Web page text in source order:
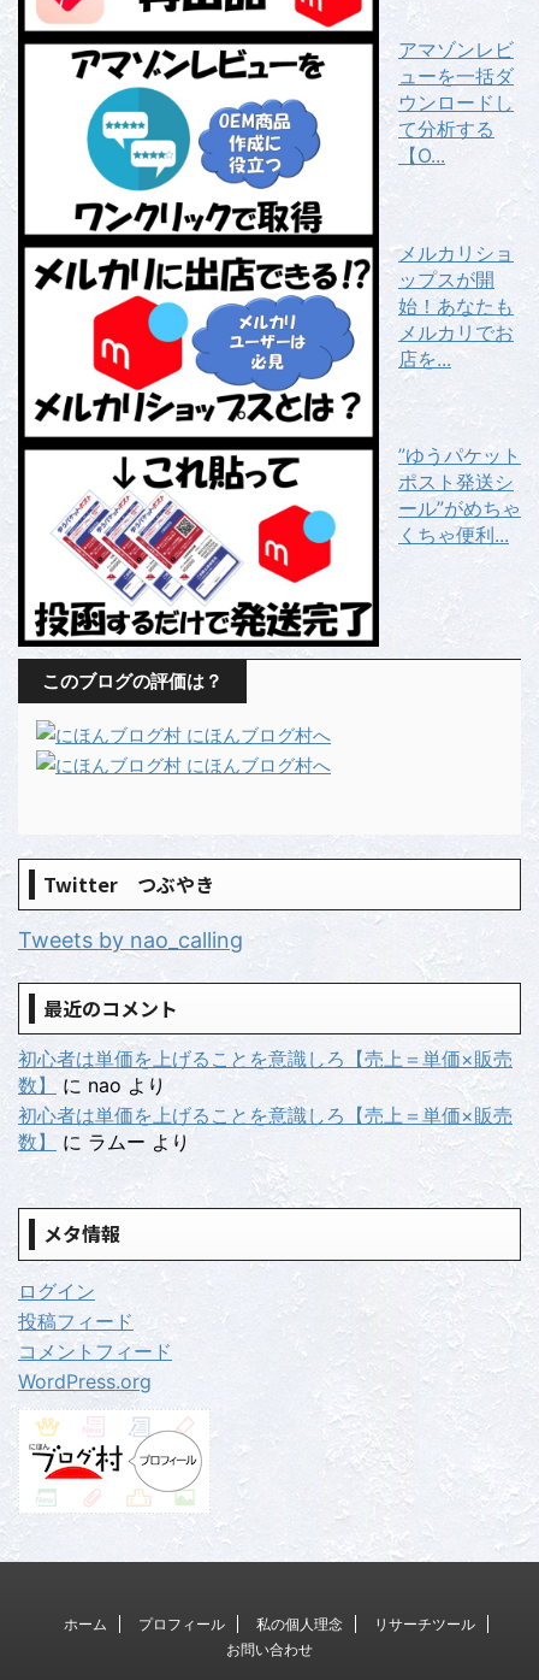
アマゾンレビ
ューを一括ダ
ウンロードし
て分析する
【O...
メルカリショ
ップスが開
始！あなたも
メルカリでお
店を...
”ゆうパケット
ポスト発送シ
ール”がめちゃ
くちゃ便利...
このブログの評価は？
Twitter つぶやき
Tweets by nao_calling
最近のコメント
初心者は単価を上げることを意識しろ【売上＝単価×販売
数】 に nao より
初心者は単価を上げることを意識しろ【売上＝単価×販売
数】
に ラムー より
メタ情報
ログイン
投稿フィード
コメントフィード
WordPress.org
ホーム プロフィール 私の個人理念
リサーチツール
お問い合わせ